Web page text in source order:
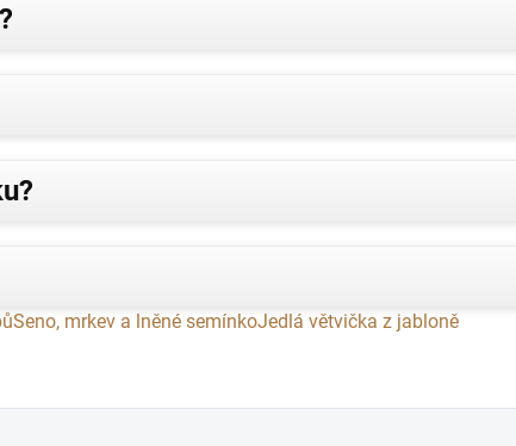
Seno, mrkev a lněné semínkoJedlá větvička z jabloně